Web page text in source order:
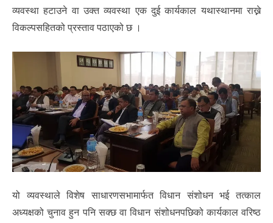
व्यवस्था हटाउने वा उक्त व्यवस्था एक दुई कार्यकाल यथास्थानमा राख्ने
विकल्पसहितको प्रस्ताव पठाएको छ ।
यो व्यवस्थाले विशेष साधारणसभामार्फत विधान संशोधन भई तत्काल
अध्यक्षको चुनाव हुन पनि सक्छ वा विधान संशोधनपछिको कार्यकाल वरिष्ठ